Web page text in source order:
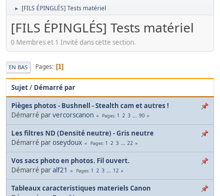
► [FILS ÉPINGLÉS] Tests matériel
[FILS ÉPINGLÉS] Tests matériel
0 Membres et 1 Invité dans cette section.
EN BAS Pages 1
Sujet/ Démarré par
Pièges photos - Bushnell - Stealth cam et autres !
Démarré parvercorscanon Pages 1 2 3 ... 90
Les filtres ND (Densité neutre) - Gris neutre
Démarré paroseydoux Pages 1 2 3 ... 22
Vos sacs photo en photos. Fil ouvert.
Démarré paralf21 Pages 1 2 3 ... 12
Tableaux caracteristiques materiels Canon